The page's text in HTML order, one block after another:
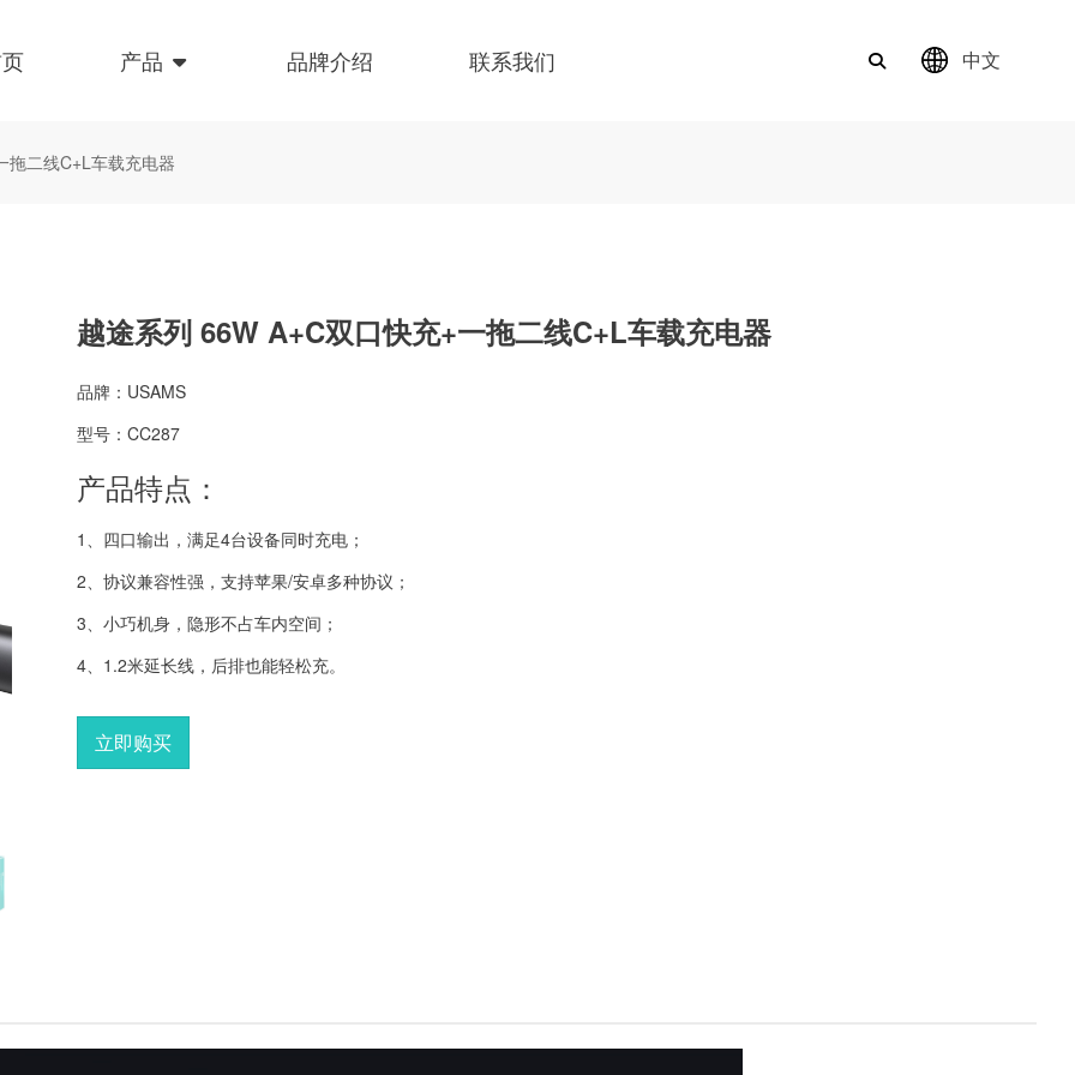
产品 品牌介绍 联系我们 中文
拖二线C+L车载充电器
越途系列 66W A+C双口快充+一拖二线C+L车载充电器
品牌：USAMS
型号：CC287
产品特点：
1、四口输出，满足4台设备同时充电；
2、协议兼容性强，支持苹果/安卓多种协议；
3、小巧机身，隐形不占车内空间；
4、1.2米延长线，后排也能轻松充。
立即购买